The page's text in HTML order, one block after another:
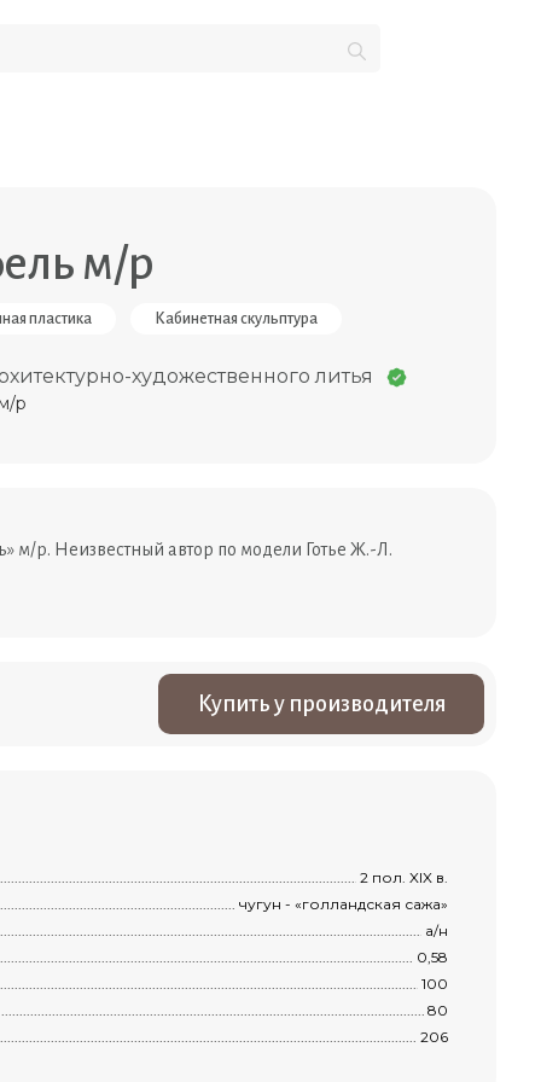
м/р
пластика Кабинетная скульптура
художественного литья
р
м/р. Неизвестный автор по модели Готье Ж.-Л.
Купить у производителя
2 пол. XIX в.
чугун - «голландская сажа»
а/н
0,58
100
80
206